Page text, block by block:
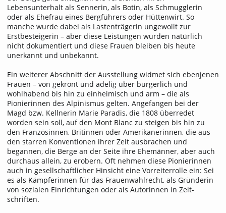
Lebensunterhalt als Sennerin, als Botin, als Schmugglerin
oder als Ehefrau eines Bergführers oder Hüttenwirt. So
manche wurde dabei als Lastenträgerin ungewollt zur
Erstbesteigerin – aber diese Leistungen wurden natürlich
nicht dokumentiert und diese Frauen bleiben bis heute
unerkannt und unbekannt.
Ein weiterer Abschnitt der Ausstellung widmet sich ebenjenen
Frauen – von gekrönt und adelig über bürgerlich und
wohlhabend bis hin zu einheimisch und arm – die als
Pionierinnen des Alpinismus gelten. Angefangen bei der
Magd bzw. Kellnerin Marie Paradis, die 1808 überredet
worden sein soll, auf den Mont Blanc zu steigen bis hin zu
den Französinnen, Britinnen oder Amerikanerinnen, die aus
den starren Konventionen ihrer Zeit ausbrachen und
begannen, die Berge an der Seite ihre Ehemänner, aber auch
durchaus allein, zu erobern. Oft nehmen diese Pionierinnen
auch in gesellschaftlicher Hinsicht eine Vorreiterrolle ein: Sei
es als Kämpferinnen für das Frauenwahl­recht, als Gründerin
von sozialen Einrichtungen oder als Autorinnen in Zeit­
schriften.